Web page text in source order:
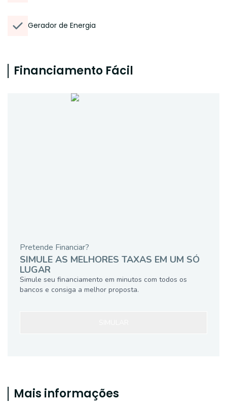
Gerador de Energia
Financiamento Fácil
Pretende Financiar?
SIMULE AS MELHORES TAXAS EM UM SÓ
LUGAR
Simule seu financiamento em minutos com todos os
bancos e consiga a melhor proposta.
Mais informações